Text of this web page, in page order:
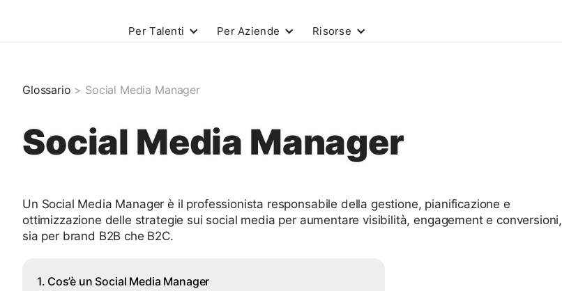
Per Talenti Per Aziende Risorse
Glossario > Social Media Manager
Social Media Manager
Un Social Media Manager è il professionista responsabile della gestione, pianificazione e
ottimizzazione delle strategie sui social media per aumentare visibilità, engagement e conversioni,
sia per brand B2B che B2C.
Cos’è un Social Media Manager